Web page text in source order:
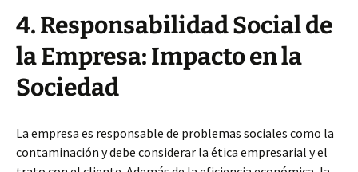
4. Responsabilidad Social de
la Empresa: Impacto en la
Sociedad
La empresa es responsable de problemas sociales como la
contaminación y debe considerar la ética empresarial y el